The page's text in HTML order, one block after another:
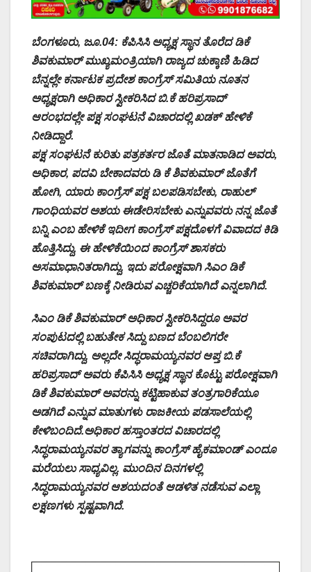
ಬೆಂಗಳೂರು, ಜೂ.04: ಕೆಪಿಸಿಸಿ ಅಧ್ಯಕ್ಷ ಸ್ಥಾನ ತೊರೆದ ಡಿಕೆ
ಶಿವಕುಮಾರ್ ಮುಖ್ಯಮಂತ್ರಿಯಾಗಿ ರಾಜ್ಯದ ಚುಕ್ಕಾಣಿ ಹಿಡಿದ
ಬೆನ್ನಲ್ಲೇ ಕರ್ನಾಟಕ ಪ್ರದೇಶ ಕಾಂಗ್ರೆಸ್ ಸಮಿತಿಯ ನೂತನ
ಅಧ್ಯಕ್ಷರಾಗಿ ಅಧಿಕಾರ ಸ್ವೀಕರಿಸಿದ ಬಿ.ಕೆ ಹರಿಪ್ರಸಾದ್
ಆರಂಭದಲ್ಲೇ ಪಕ್ಷ ಸಂಘಟನೆ ವಿಚಾರದಲ್ಲಿ ಖಡಕ್ ಹೇಳಿಕೆ
ನೀಡಿದ್ದಾರೆ.
ಪಕ್ಷ ಸಂಘಟನೆ ಕುರಿತು ಪತ್ರಕರ್ತರ ಜೊತೆ ಮಾತನಾಡಿದ ಅವರು,
ಅಧಿಕಾರ, ಪದವಿ ಬೇಕಾದವರು ಡಿ ಕೆ ಶಿವಕುಮಾರ್ ಜೊತೆಗೆ
ಹೋಗಿ, ಯಾರು ಕಾಂಗ್ರೆಸ್ ಪಕ್ಷ ಬಲಪಡಿಸಬೇಕು, ರಾಹುಲ್
ಗಾಂಧಿಯವರ ಅಶಯ ಈಡೇರಿಸಬೇಕು ಎನ್ನುವವರು ನನ್ನ ಜೊತೆ
ಬನ್ನಿ ಎಂಬ ಹೇಳಿಕೆ ಇದೀಗ ಕಾಂಗ್ರೆಸ್ ಪಕ್ಷದೊಳಗೆ ವಿವಾದದ ಕಿಡಿ
ಹೊತ್ತಿಸಿದ್ದು, ಈ ಹೇಳಿಕೆಯಿಂದ ಕಾಂಗ್ರೆಸ್ ಶಾಸಕರು
ಅಸಮಾಧಾನಿತರಾಗಿದ್ದು, ಇದು ಪರೋಕ್ಷವಾಗಿ ಸಿಎಂ ಡಿಕೆ
ಶಿವಕುಮಾರ್ ಬಣಕ್ಕೆ ನೀಡಿರುವ ಎಚ್ಚರಿಕೆಯಾಗಿದೆ ಎನ್ನಲಾಗಿದೆ.
ಸಿಎಂ ಡಿಕೆ ಶಿವಕುಮಾರ್ ಅಧಿಕಾರ ಸ್ವೀಕರಿಸಿದ್ದರೂ ಅವರ
ಸಂಪುಟದಲ್ಲಿ ಬಹುತೇಕ ಸಿದ್ದು ಬಣದ ಬೆಂಬಲಿಗರೇ
ಸಚಿವರಾಗಿದ್ದು, ಅಲ್ಲದೇ ಸಿದ್ಧರಾಮಯ್ಯನವರ ಆಪ್ತ ಬಿ.ಕೆ
ಹರಿಪ್ರಸಾದ್ ಅವರು ಕೆಪಿಸಿಸಿ ಅಧ್ಯಕ್ಷ ಸ್ಥಾನ ಕೊಟ್ಟು ಪರೋಕ್ಷವಾಗಿ
ಡಿಕೆ ಶಿವಕುಮಾರ್ ಅವರನ್ನು ಕಟ್ಟಿಹಾಕುವ ತಂತ್ರಗಾರಿಕೆಯೂ
ಅಡಗಿದೆ ಎನ್ನುವ ಮಾತುಗಳು ರಾಜಕೀಯ ಪಡಸಾಲೆಯಲ್ಲಿ
ಕೇಳಿಬಂದಿದೆ.ಅಧಿಕಾರ ಹಸ್ತಾಂತರದ ವಿಚಾರದಲ್ಲಿ
ಸಿದ್ಧರಾಮಯ್ಯನವರ ತ್ಯಾಗವನ್ನು ಕಾಂಗ್ರೆಸ್ ಹೈಕಮಾಂಡ್ ಎಂದೂ
ಮರೆಯಲು ಸಾಧ್ಯವಿಲ್ಲ. ಮುಂದಿನ ದಿನಗಳಲ್ಲಿ
ಸಿದ್ಧರಾಮಯ್ಯನವರ ಆಶಯದಂತೆ ಆಡಳಿತ ನಡೆಸುವ ಎಲ್ಲಾ
ಲಕ್ಷಣಗಳು ಸ್ಪಷ್ಟವಾಗಿದೆ.